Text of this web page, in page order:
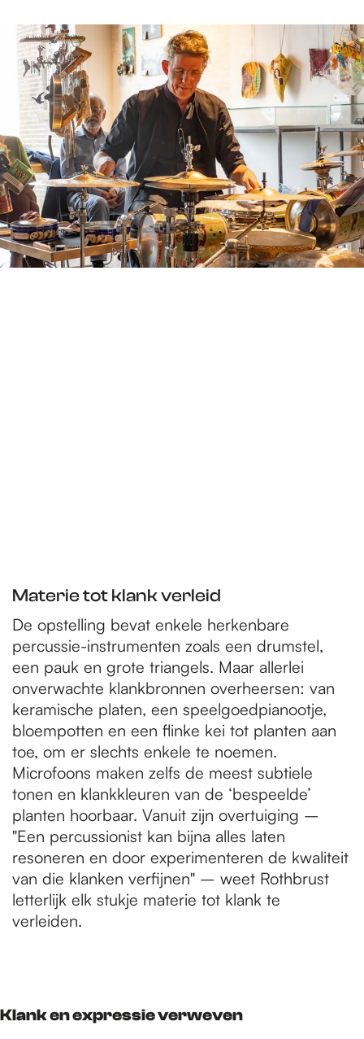
Materie tot klank verleid
De opstelling bevat enkele herkenbare
percussie-instrumenten zoals een drumstel,
een pauk en grote triangels. Maar allerlei
onverwachte klankbronnen overheersen: van
keramische platen, een speelgoedpianootje,
bloempotten en een flinke kei tot planten aan
toe, om er slechts enkele te noemen.
Microfoons maken zelfs de meest subtiele
tonen en klankkleuren van de ‘bespeelde’
planten hoorbaar. Vanuit zijn overtuiging –
"Een percussionist kan bijna alles laten
resoneren en door experimenteren de kwaliteit
van die klanken verfijnen" – weet Rothbrust
letterlijk elk stukje materie tot klank te
verleiden.
Klank en expressie verweven